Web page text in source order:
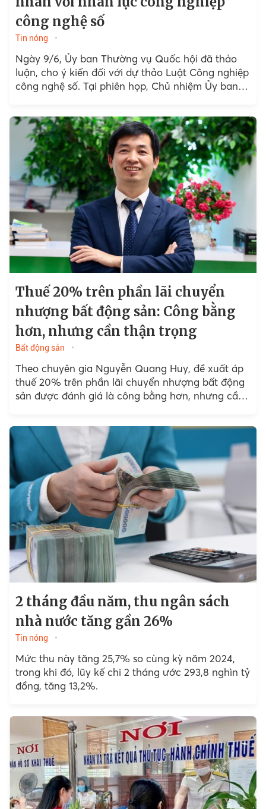
công nghệ số
Tin nóng
Ngày 9/6, Ủy ban Thường vụ Quốc hội đã thảo
luận, cho ý kiến đối với dự thảo Luật Công nghiệp
công nghệ số. Tại phiên họp, Chủ nhiệm Ủy ban
Thuế 20% trên phần lãi chuyển
nhượng bất động sản: Công bằng
hơn, nhưng cần thận trọng
Bất động sản
Theo chuyên gia Nguyễn Quang Huy, đề xuất áp
thuế 20% trên phần lãi chuyển nhượng bất động
sản được đánh giá là công bằng hơn, nhưng cần
2 tháng đầu năm, thu ngân sách
nhà nước tăng gần 26%
Tin nóng
Mức thu này tăng 25,7% so cùng kỳ năm 2024,
trong khi đó, lũy kế chi 2 tháng ước 293,8 nghìn tỷ
đồng, tăng 13,2%.